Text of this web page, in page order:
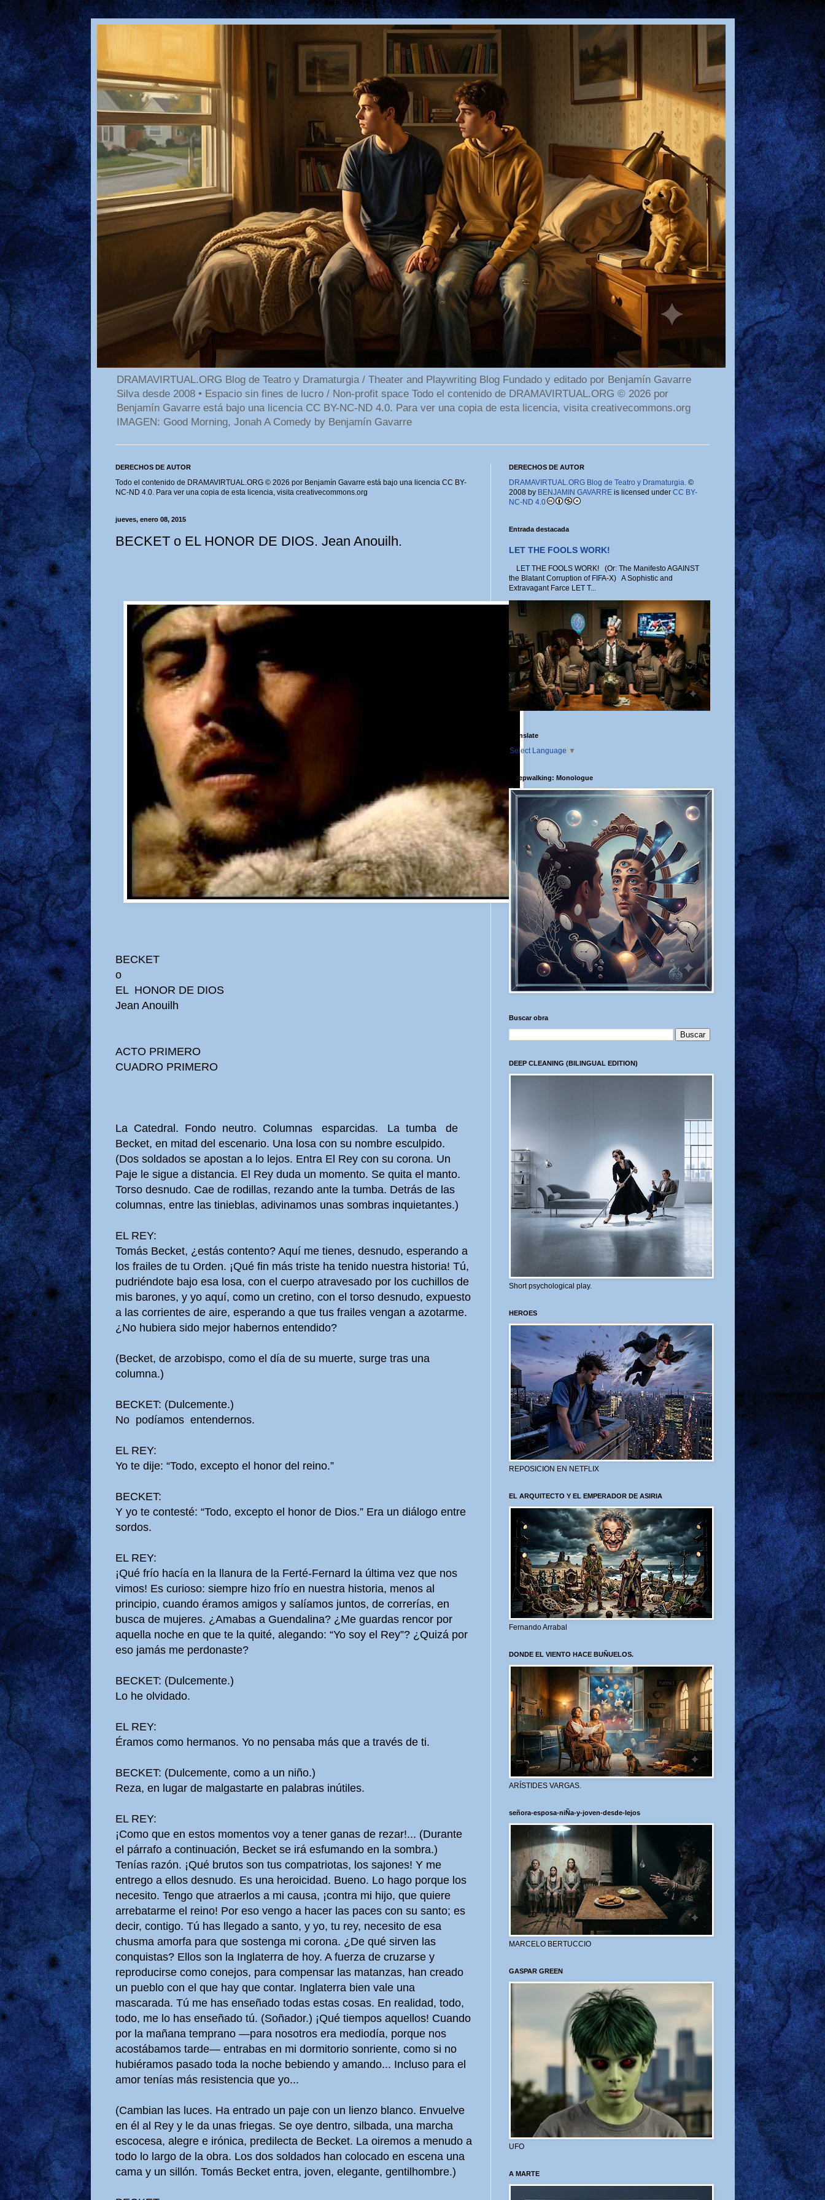
DRAMAVIRTUAL.ORG Blog de Teatro y Dramaturgia / Theater and Playwriting Blog Fundado y editado por Benjamín Gavarre
Silva desde 2008 • Espacio sin fines de lucro / Non-profit space Todo el contenido de DRAMAVIRTUAL.ORG © 2026 por
Benjamín Gavarre está bajo una licencia CC BY-NC-ND 4.0. Para ver una copia de esta licencia, visita creativecommons.org
IMAGEN: Good Morning, Jonah A Comedy by Benjamín Gavarre
DERECHOS DE AUTOR
Todo el contenido de DRAMAVIRTUAL.ORG © 2026 por Benjamín Gavarre está bajo una licencia CC BY-
NC-ND 4.0. Para ver una copia de esta licencia, visita creativecommons.org
jueves, enero 08, 2015
BECKET o EL HONOR DE DIOS. Jean Anouilh.
BECKET
o
EL HONOR DE DIOS
Jean Anouilh
ACTO PRIMERO
CUADRO PRIMERO
La Catedral. Fondo neutro. Columnas esparcidas. La tumba de
Becket, en mitad del escenario. Una losa con su nombre esculpido.
(Dos soldados se apostan a lo lejos. Entra El Rey con su corona. Un
Paje le sigue a distancia. El Rey duda un momento. Se quita el manto.
Torso desnudo. Cae de rodillas, rezando ante la tumba. Detrás de las
columnas, entre las tinieblas, adivinamos unas sombras inquietantes.)
EL REY:
Tomás Becket, ¿estás contento? Aquí me tienes, desnudo, esperando a
los frailes de tu Orden. ¡Qué fin más triste ha tenido nuestra historia! Tú,
pudriéndote bajo esa losa, con el cuerpo atravesado por los cuchillos de
mis barones, y yo aquí, como un cretino, con el torso desnudo, expuesto
a las corrientes de aire, esperando a que tus frailes vengan a azotarme.
¿No hubiera sido mejor habernos entendido?
(Becket, de arzobispo, como el día de su muerte, surge tras una
columna.)
BECKET: (Dulcemente.)
No podíamos entendernos.
EL REY:
Yo te dije: “Todo, excepto el honor del reino.”
BECKET:
Y yo te contesté: “Todo, excepto el honor de Dios.” Era un diálogo entre
sordos.
EL REY:
¡Qué frío hacía en la llanura de la Ferté-Fernard la última vez que nos
vimos! Es curioso: siempre hizo frío en nuestra historia, menos al
principio, cuando éramos amigos y salíamos juntos, de correrías, en
busca de mujeres. ¿Amabas a Guendalina? ¿Me guardas rencor por
aquella noche en que te la quité, alegando: “Yo soy el Rey”? ¿Quizá por
eso jamás me perdonaste?
BECKET: (Dulcemente.)
Lo he olvidado.
EL REY:
Éramos como hermanos. Yo no pensaba más que a través de ti.
BECKET: (Dulcemente, como a un niño.)
Reza, en lugar de malgastarte en palabras inútiles.
EL REY:
¡Como que en estos momentos voy a tener ganas de rezar!... (Durante
el párrafo a continuación, Becket se irá esfumando en la sombra.)
Tenías razón. ¡Qué brutos son tus compatriotas, los sajones! Y me
entrego a ellos desnudo. Es una heroicidad. Bueno. Lo hago porque los
necesito. Tengo que atraerlos a mi causa, ¡contra mi hijo, que quiere
arrebatarme el reino! Por eso vengo a hacer las paces con su santo; es
decir, contigo. Tú has llegado a santo, y yo, tu rey, necesito de esa
chusma amorfa para que sostenga mi corona. ¿De qué sirven las
conquistas? Ellos son la Inglaterra de hoy. A fuerza de cruzarse y
reproducirse como conejos, para compensar las matanzas, han creado
un pueblo con el que hay que contar. Inglaterra bien vale una
mascarada. Tú me has enseñado todas estas cosas. En realidad, todo,
todo, me lo has enseñado tú. (Soñador.) ¡Qué tiempos aquellos! Cuando
por la mañana temprano —para nosotros era mediodía, porque nos
acostábamos tarde— entrabas en mi dormitorio sonriente, como si no
hubiéramos pasado toda la noche bebiendo y amando... Incluso para el
amor tenías más resistencia que yo...
(Cambian las luces. Ha entrado un paje con un lienzo blanco. Envuelve
en él al Rey y le da unas friegas. Se oye dentro, silbada, una marcha
escocesa, alegre e irónica, predilecta de Becket. La oiremos a menudo a
todo lo largo de la obra. Los dos soldados han colocado en escena una
cama y un sillón. Tomás Becket entra, joven, elegante, gentilhombre.)
DERECHOS DE AUTOR
DRAMAVIRTUAL.ORG Blog de Teatro y Dramaturgia.©
2008 by BENJAMIN GAVARREis licensed under CC BY-
NC-ND 4.0
Entrada destacada
LET THE FOOLS WORK!
LET THE FOOLS WORK! (Or: The Manifesto AGAINST
the Blatant Corruption of FIFA-X) A Sophistic and
Extravagant Farce LET T...
Translate
Select Language ▼
Sleepwalking: Monologue
Buscar obra
DEEP CLEANING (BILINGUAL EDITION)
Short psychological play.
HEROES
REPOSICION EN NETFLIX
EL ARQUITECTO Y EL EMPERADOR DE ASIRIA
Fernando Arrabal
DONDE EL VIENTO HACE BUÑUELOS.
ARÍSTIDES VARGAS.
señora-esposa-niÑa-y-joven-desde-lejos
MARCELO BERTUCCIO
GASPAR GREEN
UFO
A MARTE